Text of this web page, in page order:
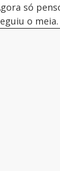
só
o meia.